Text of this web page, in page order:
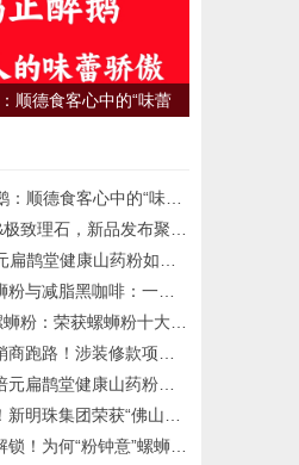
顺德食客心中的“味蕾
心中的“味蕾骄傲”，何以征服无数饕餮之心？
理石，新品发布聚势而生！
粉如何征服高端汽车4S店，成为尊贵客户的定制之选
咖啡：一场意想不到的美食减脂新风尚
荣获螺蛳粉十大品牌的独特魅力
装修款项近600万元，欧派称配合调查
康山药粉：为何独宠会员，口碑相传的秘密！
荣获“佛山向上向善影响力年度组织”称号
粉钟意”螺蛳粉让老顾客频频“嗦”出新高度？